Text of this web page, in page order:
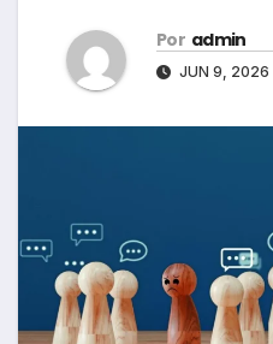
Por admin
JUN 9, 2026